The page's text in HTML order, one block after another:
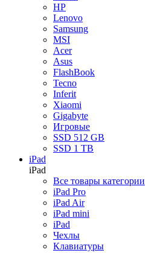
Gigabyte
Inferit
Все ноутбуки
Аксессуары
Назад
Аксессуары
Все товары категории
Чехлы и защита
Периферия
Поисковые трекеры
Моноподы и стабилизаторы
Для дома
Накопители
Кабели и переходники
Прочее
Эхолоты
Беспроводные зарядки
Кронштейны
HP
Lenovo
Samsung
MSI
Acer
Asus
FlashBook
Tecno
Inferit
Xiaomi
Gigabyte
Игровые
SSD 512 GB
SSD 1 TB
iPad
iPad
Все товары категории
iPad Pro
iPad Air
iPad mini
iPad
Чехлы
Клавиатуры